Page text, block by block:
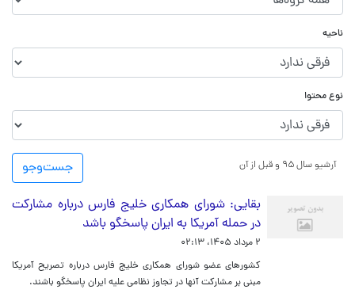
ناحیه
نوع محتوا
جست‌و‌جو آرشیو سال ۹۵ و قبل از آن
بقایی: شورای همکاری خلیج فارس درباره مشارکت
در حمله آمریکا به ایران پاسخگو باشد
۲ مرداد ۱۴۰۵، ۰۲:۱۳
کشورهای عضو شورای همکاری خلیج فارس درباره تصریح آمریکا
مبنی بر مشارکت آنها در تجاوز نظامی علیه ایران پاسخگو باشند.